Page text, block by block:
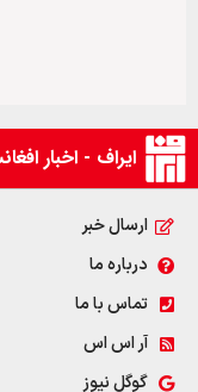
ایراف - اخبار
ارسال خبر
درباره ما
تماس با ما
آر اس اس
گوگل نیوز